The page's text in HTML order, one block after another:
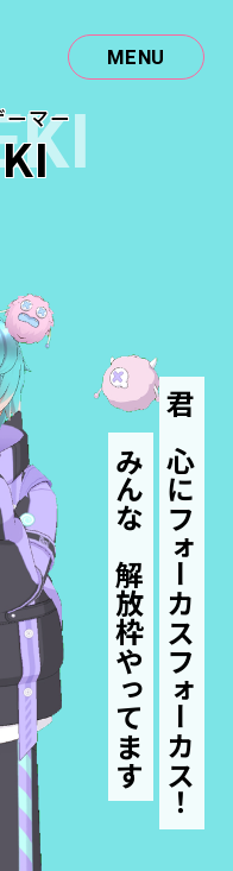
MENU
君の心にフォーカスフォーカス！
みんなの解放枠やってます
マー